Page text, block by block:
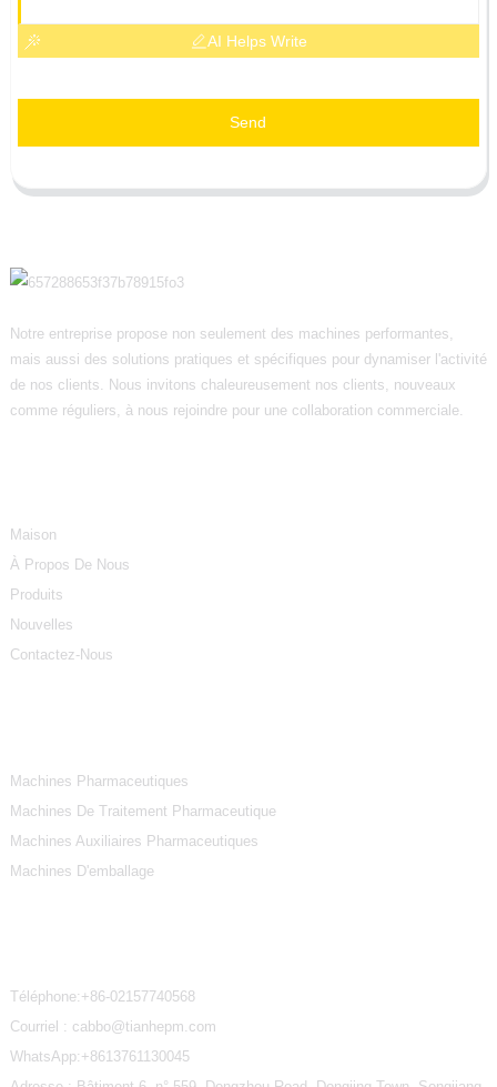
AI Helps Write
Send
Notre entreprise propose non seulement des machines performantes,
mais aussi des solutions pratiques et spécifiques pour dynamiser l'activité
de nos clients. Nous invitons chaleureusement nos clients, nouveaux
comme réguliers, à nous rejoindre pour une collaboration commerciale.
Maison
À Propos De Nous
Produits
Nouvelles
Contactez-Nous
Machines Pharmaceutiques
Machines De Traitement Pharmaceutique
Machines Auxiliaires Pharmaceutiques
Machines D'emballage
Téléphone: +86-02157740568
Courriel : cabbo@tianhepm.com
WhatsApp: +8613761130045